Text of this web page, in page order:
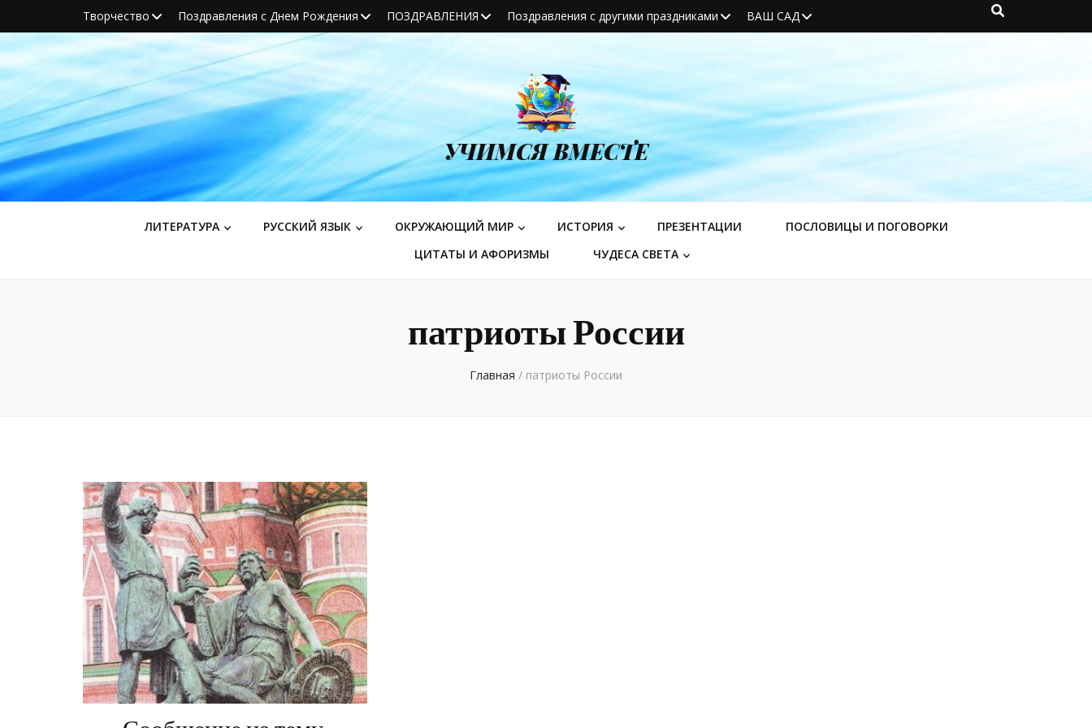
Творчество Поздравления с Днем Рождения ПОЗДРАВЛЕНИЯ Поздравления с другими праздниками ВАШ САД
УЧИМСЯ ВМЕСТЕ
ЛИТЕРАТУРА РУССКИЙ ЯЗЫК ОКРУЖАЮЩИЙ МИР ИСТОРИЯ ПРЕЗЕНТАЦИИ
ПОСЛОВИЦЫ И ПОГОВОРКИ
ЦИТАТЫ И АФОРИЗМЫ
ЧУДЕСА СВЕТА
патриоты России
Главная / патриоты России